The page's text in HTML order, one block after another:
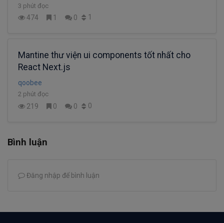
3 phút đọc
474 1 0 1
Mantine thư viện ui components tốt nhất cho
React Next.js
qoobee
2 phút đọc
219 0 0 0
Bình luận
Đăng nhập để bình luận